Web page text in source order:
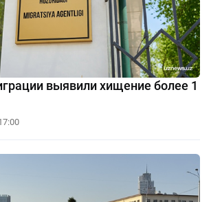
выявили хищение более 1